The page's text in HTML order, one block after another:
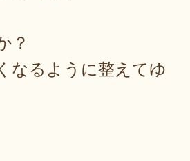
？
なるように整えてゆ